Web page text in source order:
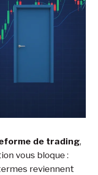
de trading,
vous bloque :
reviennent